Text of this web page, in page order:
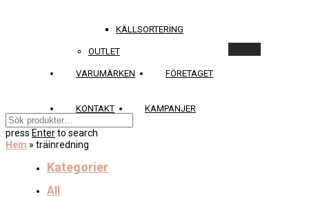
KÄLLSORTERING
OUTLET
VARUMÄRKEN FÖRETAGET
KONTAKT KAMPANJER
press Enterto search
Hem » träinredning
Kategorier
All